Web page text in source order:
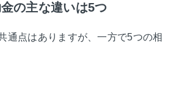
の主な違いは5つ
通点はありますが、一方で5つの相